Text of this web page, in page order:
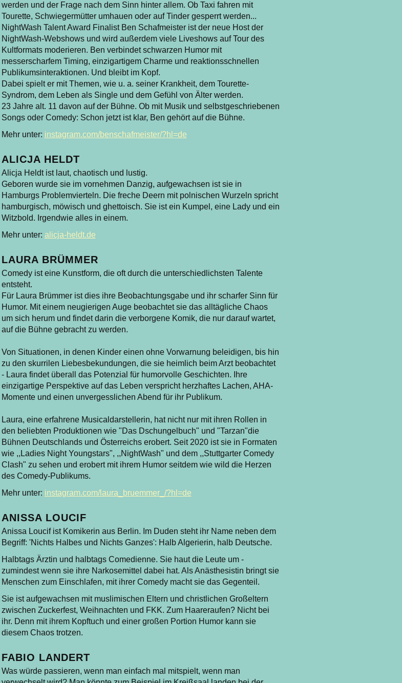
werden und der Frage nach dem Sinn hinter allem. Ob Taxi fahren mit
Tourette, Schwiegermütter umhauen oder auf Tinder gesperrt werden...
NightWash Talent Award Finalist Ben Schafmeister ist der neue Host der
NightWash-Webshows und wird außerdem viele Liveshows auf Tour des
Kultformats moderieren. Ben verbindet schwarzen Humor mit
messerscharfem Timing, einzigartigem Charme und reaktionsschnellen
Publikumsinteraktionen. Und bleibt im Kopf.
Dabei spielt er mit Themen, wie u. a. seiner Krankheit, dem Tourette-
Syndrom, dem Leben als Single und dem Gefühl von Älter werden.
23 Jahre alt. 11 davon auf der Bühne. Ob mit Musik und selbstgeschriebenen
Songs oder Comedy: Schon jetzt ist klar, Ben gehört auf die Bühne.
Mehr unter: instagram.com/benschafmeister/?hl=de
ALICJA HELDT
Alicja Heldt ist laut, chaotisch und lustig.
Geboren wurde sie im vornehmen Danzig, aufgewachsen ist sie in
Hamburgs Problemvierteln. Die freche Deern mit polnischen Wurzeln spricht
hamburgisch, möwisch und ghettoisch. Sie ist ein Kumpel, eine Lady und ein
Witzbold. Irgendwie alles in einem.
Mehr unter: alicja-heldt.de
LAURA BRÜMMER
Comedy ist eine Kunstform, die oft durch die unterschiedlichsten Talente
entsteht.
Für Laura Brümmer ist dies ihre Beobachtungsgabe und ihr scharfer Sinn für
Humor. Mit einem neugierigen Auge beobachtet sie das alltägliche Chaos
um sich herum und findet darin die verborgene Komik, die nur darauf wartet,
auf die Bühne gebracht zu werden.
Von Situationen, in denen Kinder einen ohne Vorwarnung beleidigen, bis hin
zu den skurrilen Liebesbekundungen, die sie heimlich beim Arzt beobachtet
- Laura findet überall das Potenzial für humorvolle Geschichten. Ihre
einzigartige Perspektive auf das Leben verspricht herzhaftes Lachen, AHA-
Momente und einen unvergesslichen Abend für ihr Publikum.
Laura, eine erfahrene Musicaldarstellerin, hat nicht nur mit ihren Rollen in
den beliebten Produktionen wie "Das Dschungelbuch" und "Tarzan"die
Bühnen Deutschlands und Österreichs erobert. Seit 2020 ist sie in Formaten
wie ,,Ladies Night Youngstars", ,,NightWash" und dem ,,Stuttgarter Comedy
Clash" zu sehen und erobert mit ihrem Humor seitdem wie wild die Herzen
des Comedy-Publikums.
Mehr unter: instagram.com/laura_bruemmer_/?hl=de
ANISSA LOUCIF
Anissa Loucif ist Komikerin aus Berlin. Im Duden steht ihr Name neben dem
Begriff: 'Nichts Halbes und Nichts Ganzes': Halb Algerierin, halb Deutsche.
Halbtags Ärztin und halbtags Comedienne. Sie haut die Leute um -
zumindest wenn sie ihre Narkosemittel dabei hat. Als Anästhesistin bringt sie
Menschen zum Einschlafen, mit ihrer Comedy macht sie das Gegenteil.
Sie ist aufgewachsen mit muslimischen Eltern und christlichen Großeltern
zwischen Zuckerfest, Weihnachten und FKK. Zum Haareraufen? Nicht bei
ihr. Denn mit ihrem Kopftuch und einer großen Portion Humor kann sie
diesem Chaos trotzen.
FABIO LANDERT
Was würde passieren, wenn man einfach mal mitspielt, wenn man